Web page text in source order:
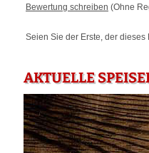
Bewertung schreiben (Ohne
Seien Sie der Erste, der dieses
AKTUELLE